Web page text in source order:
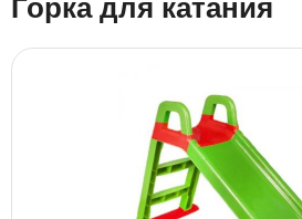
Горка для катания